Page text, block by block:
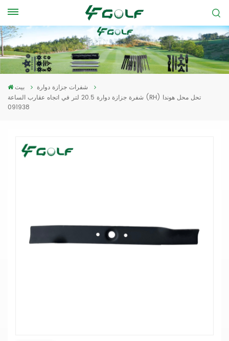
بيت
شفرات جزازة دوارة
شفرة جزازة دوارة 20.5 لتر في اتجاه عقارب الساعة (RH) تحل محل هوندا
091938